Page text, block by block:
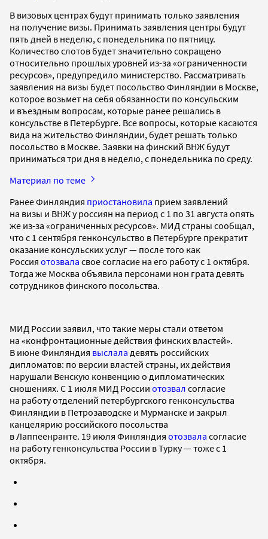
В визовых центрах будут принимать только заявления
на получение визы. Принимать заявления центры будут
пять дней в неделю, с понедельника по пятницу.
Количество слотов будет значительно сокращено
относительно прошлых уровней из-за «ограниченности
ресурсов», предупредило министерство. Рассматривать
заявления на визы будет посольство Финляндии в Москве,
которое возьмет на себя обязанности по консульским
и въездным вопросам, которые ранее решались в
консульстве в Петербурге. Все вопросы, которые касаются
вида на жительство Финляндии, будет решать только
посольство в Москве. Заявки на финский ВНЖ будут
приниматься три дня в неделю, с понедельника по среду.
Материал по теме
Ранее Финляндия приостановила прием заявлений
на визы и ВНЖ у россиян на период с 1 по 31 августа опять
же из-за «ограниченных ресурсов». МИД страны сообщал,
что с 1 сентября генконсульство в Петербурге прекратит
оказание консульских услуг — после того как
Россия отозвала свое согласие на его работу с 1 октября.
Тогда же Москва объявила персонами нон грата девять
сотрудников финского посольства.
МИД России заявил, что такие меры стали ответом
на «конфронтационные действия финских властей».
В июне Финляндия выслала девять российских
дипломатов: по версии властей страны, их действия
нарушали Венскую конвенцию о дипломатических
сношениях. С 1 июля МИД России отозвал согласие
на работу отделений петербургского генконсульства
Финляндии в Петрозаводске и Мурманске и закрыл
канцелярию российского посольства
в Лаппеенранте. 19 июля Финляндия отозвала согласие
на работу генконсульства России в Турку — тоже с 1
октября.